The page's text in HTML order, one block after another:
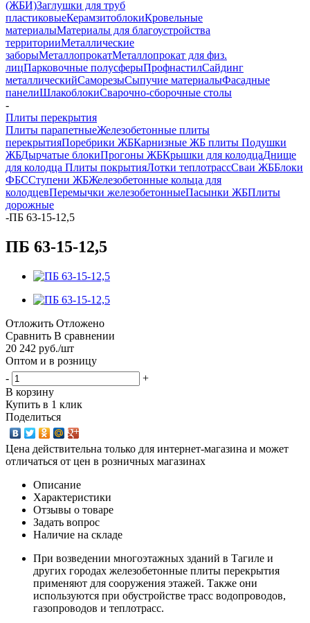
(ЖБИ)Заглушки для труб
пластиковыеКерамзитоблокиКровельные
материалыМатериалы для благоустройства
территорииМеталлические
заборыМеталлопрокатМеталлопрокат для физ.
лицПарковочные полусферыПрофнастилСайдинг
металлическийСаморезыСыпучие материалыФасадные
панелиШлакоблокиСварочно-сборочные столы
-
Плиты перекрытия
Плиты парапетныеЖелезобетонные плиты
перекрытияПоребрики ЖБКарнизные ЖБ плиты Подушки
ЖБДырчатые блокиПрогоны ЖБКрышки для колодцаДнище
для колодца Плиты покрытияЛотки теплотрассСваи ЖББлоки
ФБССтупени ЖБЖелезобетонные кольца для
колодцевПеремычки железобетонныеПасынки ЖБПлиты
дорожные
-ПБ 63-15-12,5
ПБ 63-15-12,5
Отложить Отложено
Сравнить В сравнении
20 242 руб./шт
Оптом и в розницу
-
+
В корзину
Купить в 1 клик
Поделиться
Цена действительна только для интернет-магазина и может
отличаться от цен в розничных магазинах
Описание
Характеристики
Отзывы о товаре
Задать вопрос
Наличие на складе
При возведении многоэтажных зданий в Тагиле и
других городах железобетонные плиты перекрытия
применяют для сооружения этажей. Также они
используются при обустройстве трасс водопроводов,
газопроводов и теплотрасс.